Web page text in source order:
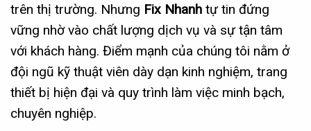
trên thị trường. Nhưng Fix Nhanh tự tin đứng
vững nhờ vào chất lượng dịch vụ và sự tận tâm
với khách hàng. Điểm mạnh của chúng tôi nằm ở
đội ngũ kỹ thuật viên dày dạn kinh nghiệm, trang
thiết bị hiện đại và quy trình làm việc minh bạch,
chuyên nghiệp.